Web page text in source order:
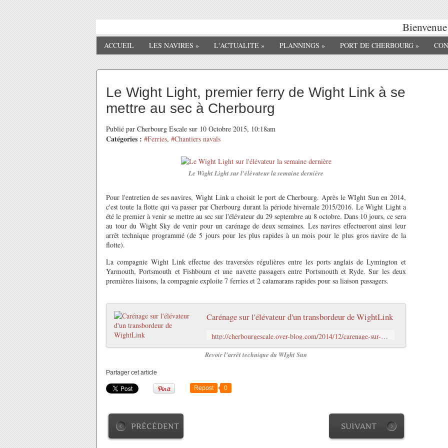
ACCUEIL LES NAVIRES » L'ACTUALITE » PLANNINGS » PORT DE CHERBOURG »
Le Wight Light, premier ferry de Wight Link à se
mettre au sec à Cherbourg
Publié par Cherbourg Escale sur 10 Octobre 2015, 10:18am
Catégories : #Ferries, #Chantiers navals
Le Wight Light sur l'élévateur la semaine dernière
Pour l'entretien de ses navires, Wight Link a choisit le port de Cherbourg. Après le WIght Sun en 2014,
c'est toute la flotte qui va passer par Cherbourg durant la période hivernale 2015/2016. Le Wight Light a
été le premier à venir se mettre au sec sur l'élévateur du 29 septembre au 8 octobre. Dans 10 jours, ce sera
au tour du Wight Sky de venir pour un carénage de deux semaines. Les navires effectueront ainsi leur
arrêt technique programmé (de 5 jours pour les plus rapides à un mois pour le plus gros navire de la
flotte).
La compagnie Wight Link effectue des traversées régulières entre les ports anglais de Lymington et
Yarmouth, Portsmouth et Fishbourn et une navette passagers entre Portsmouth et Ryde. Sur les deux
premières liaisons, la compagnie exploite 7 ferries et 2 catamarans rapides pour sa liaison passagers.
Carénage sur l'élévateur d'un transbordeur de WightLink
http://cherbourgescale.over-blog.com/2014/12/carenage-sur-l-elevateur-d-un-transbordeur-de-wightlink.html
Revoir l'arrêt technique du WIght Sun
Partager cet article
Repost 0
PRÉCÉDENT SUIVANT